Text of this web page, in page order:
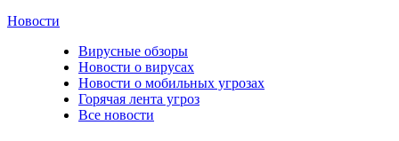
Новости
Вирусные обзоры
Новости о вирусах
Новости о мобильных угрозах
Горячая лента угроз
Все новости